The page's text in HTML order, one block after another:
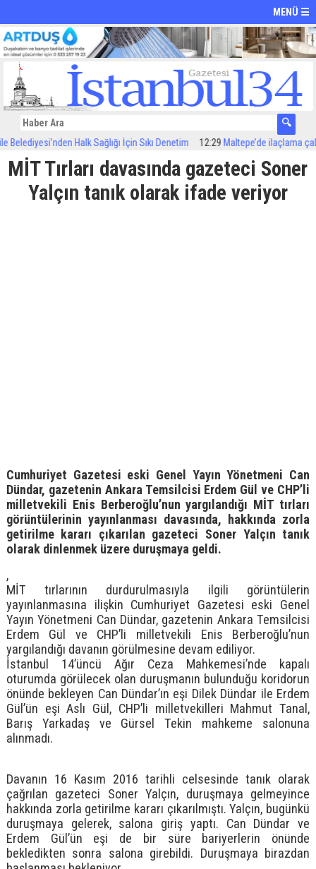
MENÜ ☰
Halk Sağlığı İçin Sıkı Denetim 12:29 Maltepe’de ilaçlama
MİT Tırları davasında gazeteci Soner
Yalçın tanık olarak ifade veriyor
Cumhuriyet Gazetesi eski Genel Yayın Yönetmeni Can
Dündar, gazetenin Ankara Temsilcisi Erdem Gül ve CHP’li
milletvekili Enis Berberoğlu’nun yargılandığı MİT tırları
görüntülerinin yayınlanması davasında, hakkında zorla
getirilme kararı çıkarılan gazeteci Soner Yalçın tanık
olarak dinlenmek üzere duruşmaya geldi.
,
MİT tırlarının durdurulmasıyla ilgili görüntülerin
yayınlanmasına ilişkin Cumhuriyet Gazetesi eski Genel
Yayın Yönetmeni Can Dündar, gazetenin Ankara Temsilcisi
Erdem Gül ve CHP’li milletvekili Enis Berberoğlu’nun
yargılandığı davanın görülmesine devam ediliyor.
İstanbul 14’üncü Ağır Ceza Mahkemesi’nde kapalı
oturumda görülecek olan duruşmanın bulunduğu koridorun
önünde bekleyen Can Dündar’ın eşi Dilek Dündar ile Erdem
Gül’ün eşi Aslı Gül, CHP’li milletvekilleri Mahmut Tanal,
Barış Yarkadaş ve Gürsel Tekin mahkeme salonuna
alınmadı.
Davanın 16 Kasım 2016 tarihli celsesinde tanık olarak
çağrılan gazeteci Soner Yalçın, duruşmaya gelmeyince
hakkında zorla getirilme kararı çıkarılmıştı. Yalçın, bugünkü
duruşmaya gelerek, salona giriş yaptı. Can Dündar ve
Erdem Gül’ün eşi de bir süre bariyerlerin önünde
bekledikten sonra salona girebildi. Duruşmaya birazdan